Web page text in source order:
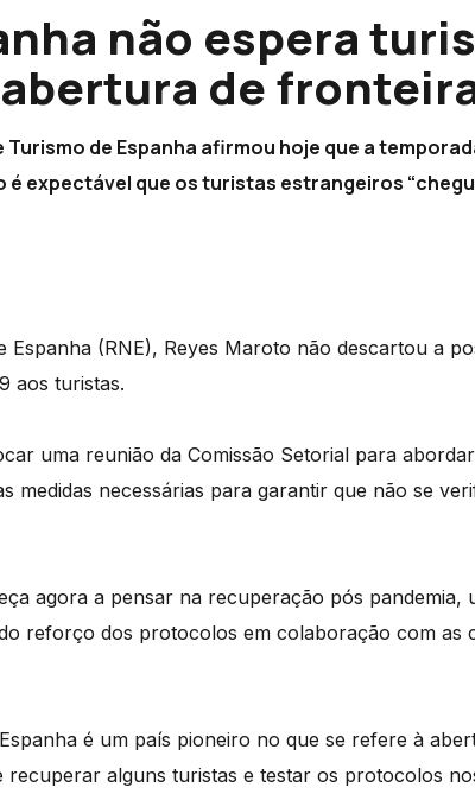
não espera
de
de Espanha afirmou hoje que a
é expectável que os turistas estrangeiros
Espanha (RNE), Reyes Maroto não descartou a
aos turistas.
uma reunião da Comissão Setorial para
medidas necessárias para garantir que não se
agora a pensar na recuperação pós pandemia,
reforço dos protocolos em colaboração com as
é um país pioneiro no que se refere à
alguns turistas e testar os protocolos